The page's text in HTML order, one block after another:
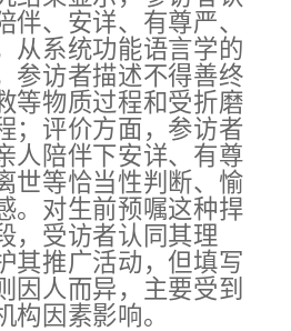
伴、安详、有尊严、
从系统功能语言学的
参访者描述不得善终
等物质过程和受折磨
；评价方面，参访者
人陪伴下安详、有尊
世等恰当性判断、愉
。对生前预嘱这种捍
，受访者认同其理
其推广活动，但填写
因人而异，主要受到
构因素影响。